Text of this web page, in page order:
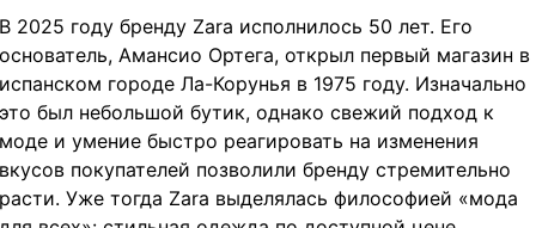
В 2025 году бренду Zara исполнилось 50 лет. Его
основатель, Амансио Ортега, открыл первый магазин в
испанском городе Ла-Корунья в 1975 году. Изначально
это был небольшой бутик, однако свежий подход к
моде и умение быстро реагировать на изменения
вкусов покупателей позволили бренду стремительно
расти. Уже тогда Zara выделялась философией «мода